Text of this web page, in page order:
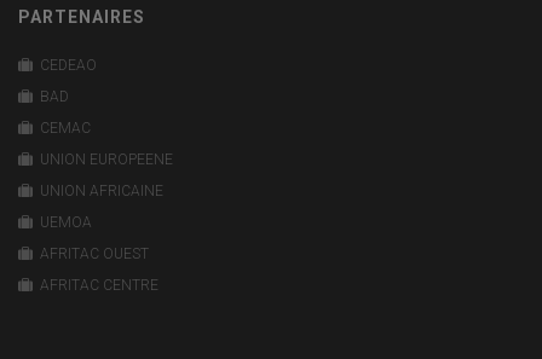
PARTENAIRES
CEDEAO
BAD
CEMAC
UNION EUROPEENE
UNION AFRICAINE
UEMOA
AFRITAC OUEST
AFRITAC CENTRE